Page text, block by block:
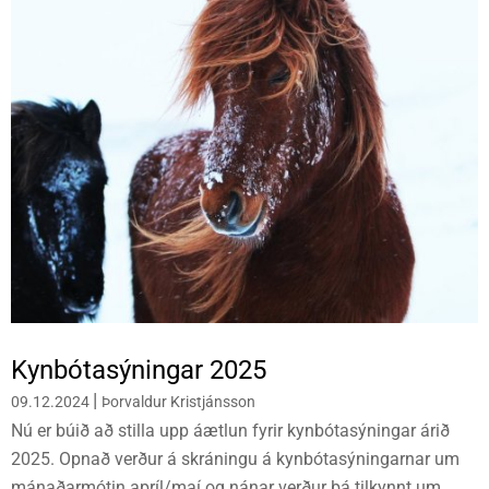
Kynbótasýningar 2025
09.12.2024 | Þorvaldur Kristjánsson
Nú er búið að stilla upp áætlun fyrir kynbótasýningar árið
2025. Opnað verður á skráningu á kynbótasýningarnar um